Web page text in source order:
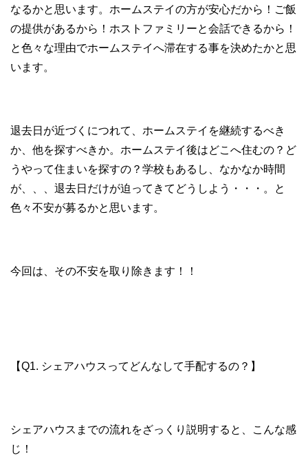
なるかと思います。ホームステイの方が安心だから！ご飯
の提供があるから！ホストファミリーと会話できるから！
と色々な理由でホームステイへ滞在する事を決めたかと思
います。
退去日が近づくにつれて、ホームステイを継続するべき
か、他を探すべきか。ホームステイ後はどこへ住むの？ど
うやって住まいを探すの？学校もあるし、なかなか時間
が、、、退去日だけが迫ってきてどうしよう・・・。と
色々不安が募るかと思います。
今回は、その不安を取り除きます！！
【Q1. シェアハウスってどんなして手配するの？】
シェアハウスまでの流れをざっくり説明すると、こんな感
じ！